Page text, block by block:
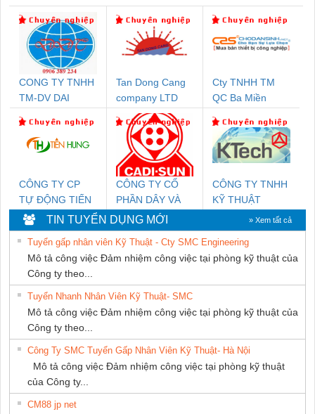
CONG TY TNHH
TM-DV DAI
Tan Dong Cang
company LTD
Cty TNHH TM
QC Ba Miền
CÔNG TY CP
TỰ ĐỘNG TIẾN
HƯNG
CÔNG TY CỔ
PHẦN DÂY VÀ
CÁP ĐIỆN
THƯỢNG ĐÌNH
CÔNG TY TNHH
KỸ THUẬT
KTECH VIỆT
NAM
TIN TUYỂN DỤNG MỚI » Xem tất cả
Tuyển gấp nhân viên Kỹ Thuật - Cty SMC Engineering
Mô tả công việc Đảm nhiệm công việc tại phòng kỹ thuật của
Công ty theo...
Tuyển Nhanh Nhân Viên Kỹ Thuật- SMC
Mô tả công việc Đảm nhiệm công việc tại phòng kỹ thuật của
Công ty theo...
Công Ty SMC Tuyển Gấp Nhân Viên Kỹ Thuật- Hà Nội
Mô tả công việc Đảm nhiệm công việc tại phòng kỹ thuật
của Công ty...
CM88 jp net